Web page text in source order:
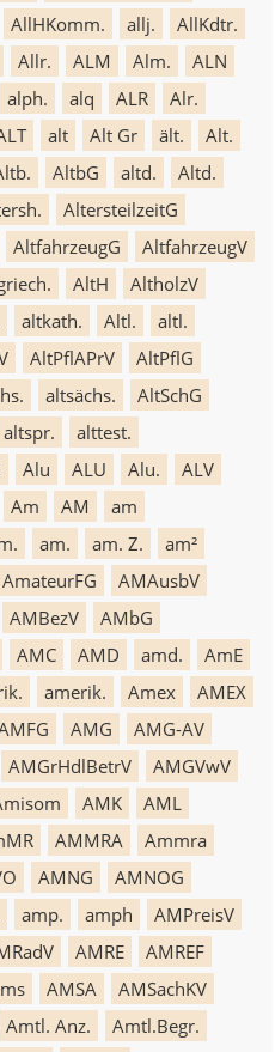
AllHKomm. allj.
AllKdtr.
Allr. ALM Alm.
ALN
alph. alq ALR
Alr.
alt Alt Gr ält.
Alt.
AltbG altd.
Altd.
AltersteilzeitG
AltfahrzeugG
AltfahrzeugV
AltH
AltholzV
altkath. Altl.
altl.
AltPflAPrV
AltPflG
altsächs.
AltSchG
altspr.
alttest.
Alu ALU Alu.
ALV
Am AM
am
am. am. Z.
am²
AmateurFG
AMAusbV
AMBezV
AMbG
AMC AMD amd.
AmE
amerik. Amex
AMEX
AMG
AMG-AV
AMGrHdlBetrV
AMGVwV
AMK
AML
AMMRA
Ammra
AMNG
AMNOG
amp. amph
AMPreisV
AMRE
AMREF
AMSA
AMSachKV
Amtl. Anz.
Amtl.Begr.